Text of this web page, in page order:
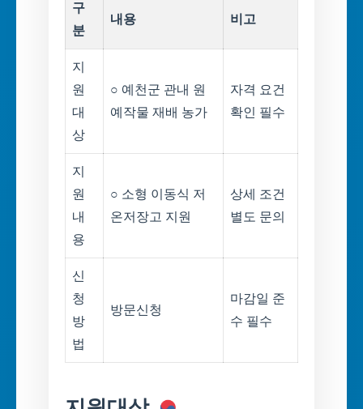
구
분
내용 비고
지
원
대
상
○ 예천군 관내 원
예작물 재배 농가
자격 요건
확인 필수
지
원
내
용
○ 소형 이동식 저
온저장고 지원
상세 조건
별도 문의
신
청
방
법
방문신청
마감일 준
수 필수